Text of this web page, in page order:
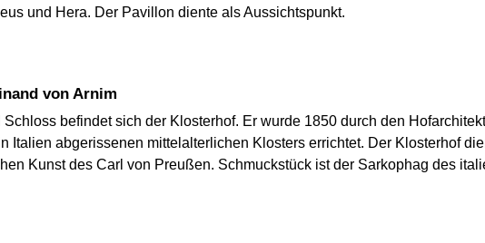
und Hera. Der Pavillon diente als Aussichtspunkt.
von Arnim
Schloss befindet sich der Klosterhof. Er wurde 1850 durch den
Italien abgerissenen mittelalterlichen Klosters errichtet. Der Klosterhof
Kunst des Carl von Preußen. Schmuckstück ist der Sarkophag des